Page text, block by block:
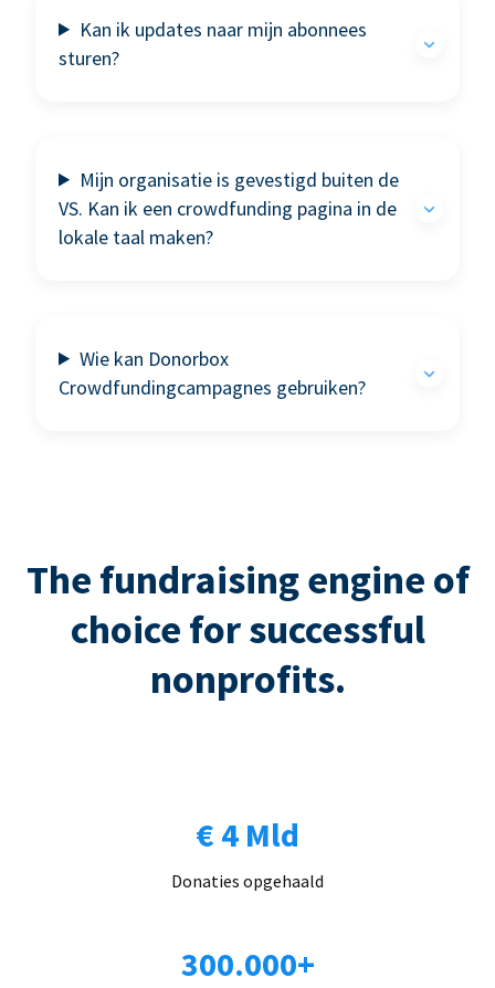
Kan ik updates naar mijn abonnees
sturen?
Mijn organisatie is gevestigd buiten de
VS. Kan ik een crowdfunding pagina in de
lokale taal maken?
Wie kan Donorbox
Crowdfundingcampagnes gebruiken?
The fundraising engine of
choice for successful
nonprofits.
€ 4 Mld
Donaties opgehaald
300.000+